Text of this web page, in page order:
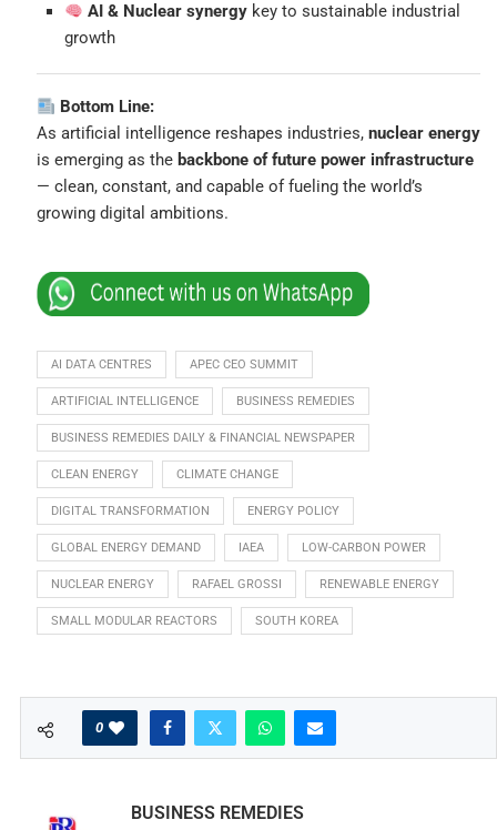
AI & Nuclear synergy key to sustainable industrial
growth
Bottom Line:
As artificial intelligence reshapes industries, nuclear energy
is emerging as the backbone of future power infrastructure
— clean, constant, and capable of fueling the world’s
growing digital ambitions.
AI DATA CENTRES APEC CEO SUMMIT
ARTIFICIAL INTELLIGENCE BUSINESS REMEDIES
BUSINESS REMEDIES DAILY & FINANCIAL NEWSPAPER
CLEAN ENERGY CLIMATE CHANGE
DIGITAL TRANSFORMATION ENERGY POLICY
GLOBAL ENERGY DEMAND IAEA LOW-CARBON POWER
NUCLEAR ENERGY RAFAEL GROSSI RENEWABLE ENERGY
SMALL MODULAR REACTORS SOUTH KOREA
0
BUSINESS REMEDIES